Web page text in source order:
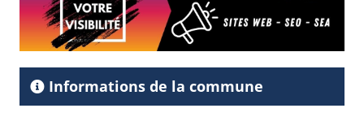
Informations de la commune